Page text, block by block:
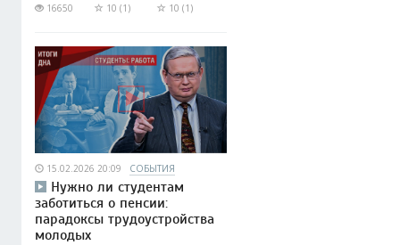
16650
10 (1) 10 (1)
15.02.2026 20:09 СОБЫТИЯ
Нужно ли студентам
заботиться о пенсии:
парадоксы трудоустройства
молодых